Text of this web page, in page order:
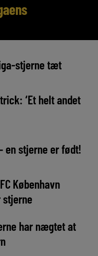
stjerne tæt
‘Et helt andet
en stjerne er født!
København
stjerne
har nægtet at